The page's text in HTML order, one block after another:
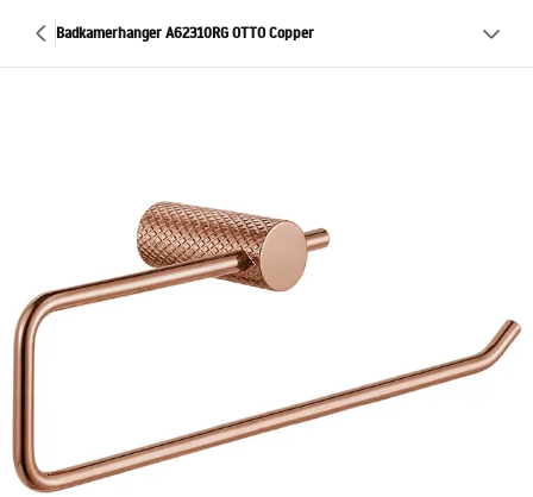
Badkamerhanger A62310RG OTTO Copper